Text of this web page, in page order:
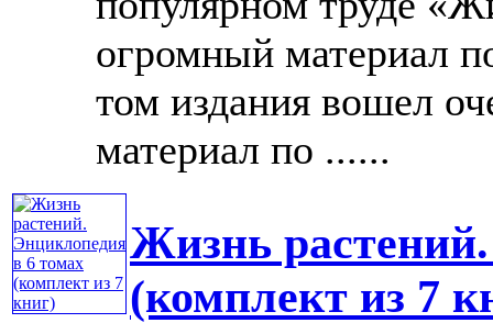
огромный материал
том издания вошел
материал по ......
Жизнь
(комплект из 7